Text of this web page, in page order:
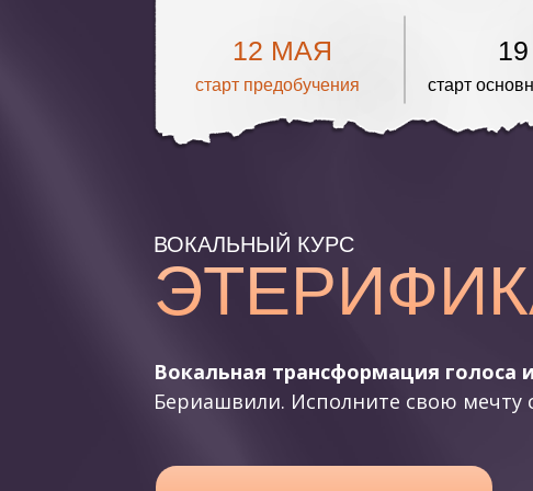
ВОКАЛЬНЫЙ КУРС
Вокальная трансформация голоса
Бериашвили. Исполните свою
12 МАЯ
старт предобучения старт